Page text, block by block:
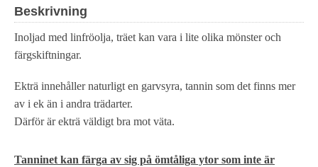
Beskrivning
Inoljad med linfröolja, träet kan vara i lite olika mönster och
färgskiftningar.
Ekträ innehåller naturligt en garvsyra, tannin som det finns mer
av i ek än i andra trädarter.
Därför är ekträ väldigt bra mot väta.
Tanninet kan färga av sig på ömtåliga ytor som inte är